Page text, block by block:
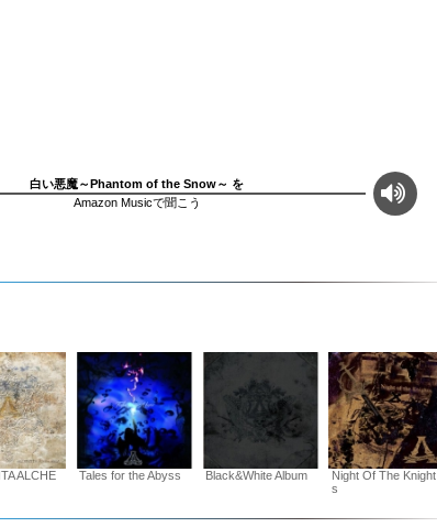
白い悪魔～Phantom of the Snow～ を
Amazon Musicで聞こう
ALCHE
Tales for the Abyss Black&White Album
Night Of The Knight
s